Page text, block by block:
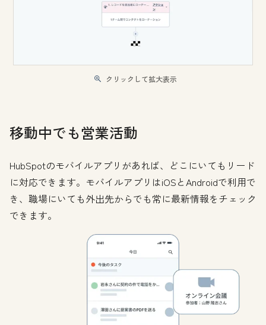
クリックして拡大表示
移動中でも営業活動
HubSpotのモバイルアプリがあれば、どこにいてもリード
に対応できます。モバイルアプリはiOSとAndroidで利用で
き、職場にいても外出先からでも常に最新情報をチェック
できます。